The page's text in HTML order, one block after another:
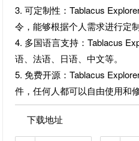
3. 可定制性：Tablacus
令，能够根据个人需求进行定制
4. 多国语言支持：Tablacus
语、法语、日语、中文等。
5. 免费开源：Tablacus
件，任何人都可以自由使用和修
下载地址